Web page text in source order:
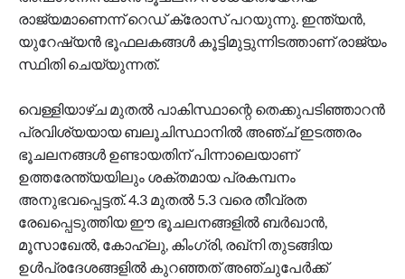
രാജ്യമാണെന്ന് റെഡ് ക്രോസ് പറയുന്നു. ഇന്ത്യൻ,
യുറേഷ്യൻ ഭൂഫലകങ്ങൾ കൂട്ടിമുട്ടുന്നിടത്താണ് രാജ്യം
സ്ഥിതി ചെയ്യുന്നത്.
വെള്ളിയാഴ്ച മുതൽ പാകിസ്ഥാന്റെ തെക്കുപടിഞ്ഞാറൻ
പ്രവിശ്യയായ ബലൂചിസ്ഥാനിൽ അഞ്ച് ഇടത്തരം
ഭൂചലനങ്ങൾ ഉണ്ടായതിന് പിന്നാലെയാണ്
ഉത്തരേന്ത്യയിലും ശക്തമായ പ്രകമ്പനം
അനുഭവപ്പെട്ടത്. 4.3 മുതൽ 5.3 വരെ തീവ്രത
രേഖപ്പെടുത്തിയ ഈ ഭൂചലനങ്ങളിൽ ബർഖാൻ,
മൂസാഖേൽ, കോഹ്ലു, കിംഗ്രി, രഖ്നി തുടങ്ങിയ
ഉൾപ്രദേശങ്ങളിൽ കുറഞ്ഞത് അഞ്ചുപേർക്ക്